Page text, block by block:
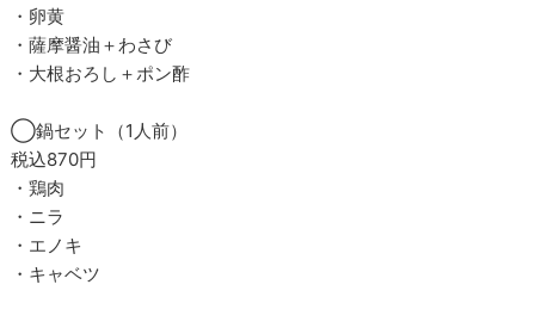
・卵黄
・薩摩醤油＋わさび
・大根おろし＋ポン酢
◯鍋セット（1人前）
税込870円
・鶏肉
・ニラ
・エノキ
・キャベツ